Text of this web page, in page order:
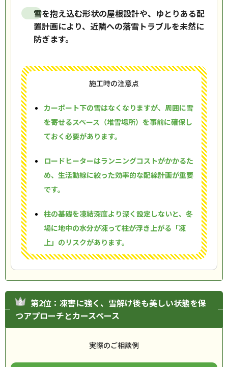
雪を抱え込む形状の屋根設計や、ゆとりある配
置計画により、近隣への落雪トラブルを未然に
防ぎます。
施工時の注意点
カーポート下の雪はなくなりますが、周囲に雪
を寄せるスペース（堆雪場所）を事前に確保し
ておく必要があります。
ロードヒーターはランニングコストがかかるた
め、生活動線に絞った効率的な配線計画が重要
です。
柱の基礎を凍結深度より深く設定しないと、冬
場に地中の水分が凍って柱が浮き上がる「凍
上」のリスクがあります。
第2位：凍害に強く、雪解け後も美しい状態を保
つアプローチとカースペース
実際のご相談例